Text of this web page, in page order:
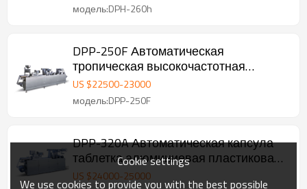
модель:DPH-260h
DPP-250F Автоматическая
тропическая высокочастотная
машина для блистерной упаковки
шприцев
US $22500-23000
модель:DPP-250F
DPP-320A Автоматическая капсула
таблетка алюминиевая пластиковая
блистерная упаковка цена
US $24000-25000
Cookie settings
We use cookies to provide you with the best possible